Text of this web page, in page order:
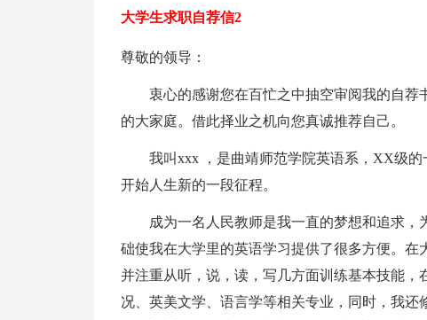
大学生求职自荐信2
尊敬的领导：
衷心的感谢您在百忙之中抽空审阅我的自荐
的大家庭。借此择业之机向您真诚推荐自己。
我叫xxx ，是曲靖师范学院英语系，XX级的
开始人生新的一段征程。
成为一名人民教师是我一直的梦想和追求，
础使我在大学里的英语学习提供了很多方便。在
并注重从听，说，读，写几方面训练基本技能
况、英美文学、语言学等相关专业，同时，我